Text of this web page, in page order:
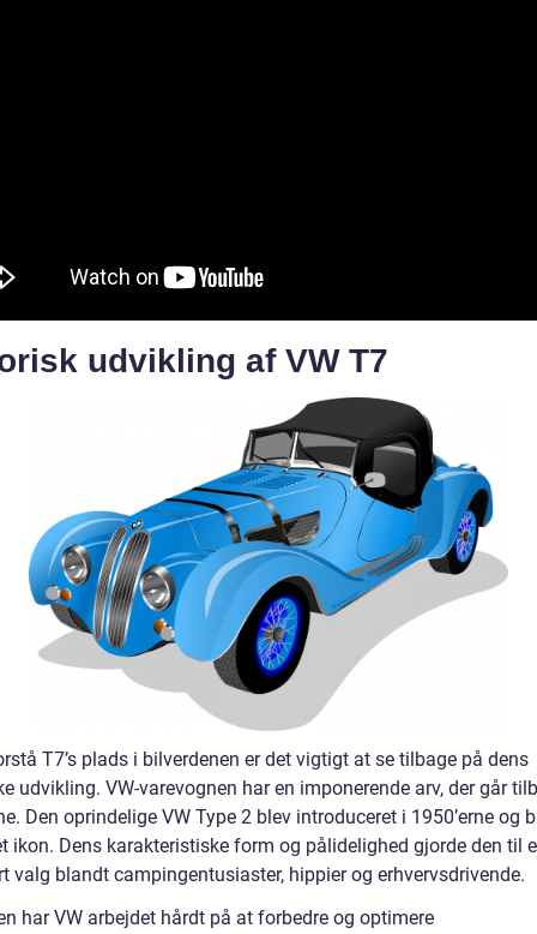
udvikling af VW T7
T7’s plads i bilverdenen er det vigtigt at se tilbage på dens
udvikling. VW-varevognen har en imponerende arv, der går
Den oprindelige VW Type 2 blev introduceret i 1950’erne og
ikon. Dens karakteristiske form og pålidelighed gjorde den til
valg blandt campingentusiaster, hippier og erhvervsdrivende.
har VW arbejdet hårdt på at forbedre og optimere